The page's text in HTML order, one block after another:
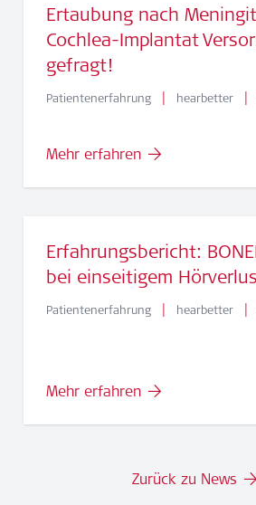
Ertaubung nach
Cochlea-Implantat
gefragt!
Patientenerfahrung | hearbetter |
Mehr erfahren
Erfahrungsbericht:
bei einseitigem
Patientenerfahrung | hearbetter |
Mehr erfahren
Zurück zu News